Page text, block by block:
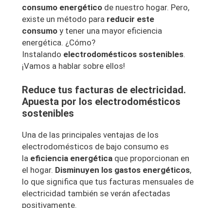
consumo energético de nuestro hogar. Pero,
existe un método para reducir este
consumo y tener una mayor eficiencia
energética. ¿Cómo?
Instalando electrodomésticos sostenibles.
¡Vamos a hablar sobre ellos!
Reduce tus facturas de electricidad.
Apuesta por los electrodomésticos
sostenibles
Una de las principales ventajas de los
electrodomésticos de bajo consumo es
la eficiencia energética que proporcionan en
el hogar. Disminuyen los gastos energéticos,
lo que significa que tus facturas mensuales de
electricidad también se verán afectadas
positivamente.